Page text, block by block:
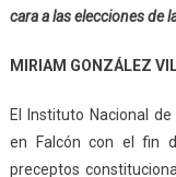
cara a las elecciones de
MIRIAM GONZÁLEZ
El Instituto Nacional
en Falcón con el fin
preceptos